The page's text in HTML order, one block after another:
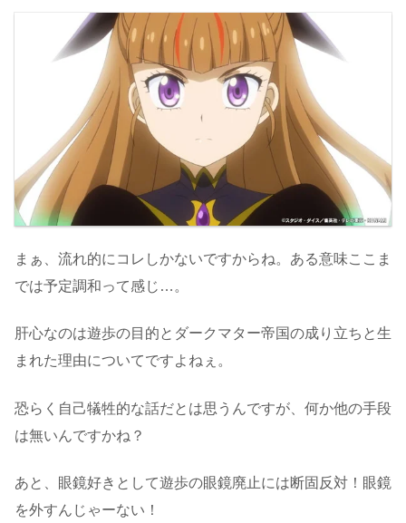
まぁ、流れ的にコレしかないですからね。ある意味ここま
では予定調和って感じ…。
肝心なのは遊歩の目的とダークマター帝国の成り立ちと生
まれた理由についてですよねぇ。
恐らく自己犠牲的な話だとは思うんですが、何か他の手段
は無いんですかね？
あと、眼鏡好きとして遊歩の眼鏡廃止には断固反対！眼鏡
を外すんじゃーない！